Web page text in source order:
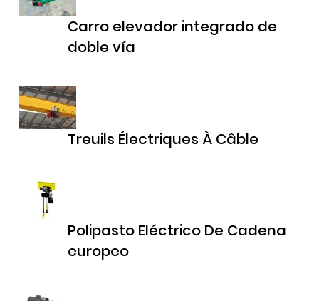
Carro elevador integrado de
doble vía
Treuils Électriques À Câble
Polipasto Eléctrico De Cadena
europeo